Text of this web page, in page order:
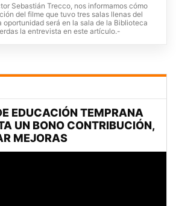
Sebastián Trecco, nos informamos cómo
del filme que tuvo tres salas llenas del
oportunidad será en la sala de la Biblioteca
la entrevista en este artículo.-